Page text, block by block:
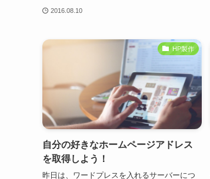
2016.08.10
HP製作
自分の好きなホームページアドレス
を取得しよう！
昨日は、ワードプレスを入れるサーバーにつ